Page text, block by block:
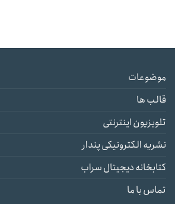
موضوعات
قالب ها
تلویزیون اینترنتی
نشریه الکترونیکی پندار
کتابخانه دیجیتال سراب
تماس با ما